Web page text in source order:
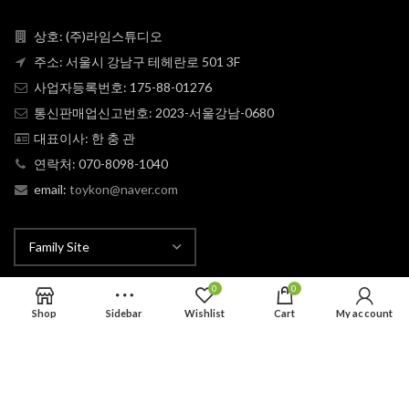
상호: (주)라임스튜디오
주소: 서울시 강남구 테헤란로 501 3F
사업자등록번호: 175-88-01276
통신판매업신고번호: 2023-서울강남-0680
대표이사: 한 충 관
연락처: 070-8098-1040
email: toykon@naver.com
Shop Sidebar
0
Wishlist
0
Cart My account